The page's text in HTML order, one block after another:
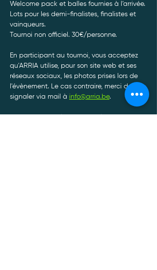
Welcome pack et balles fournies à l’arrivée.
Lots pour les demi-finalistes, finalistes et
vainqueurs.
Tournoi non officiel. 30€/personne.
En participant au tournoi, vous acceptez
qu'ARRIA utilise, pour son site web et ses
réseaux sociaux, les photos prises lors de
l'évènement. Le cas contraire, merci de le
signaler via mail à info@arria.be.